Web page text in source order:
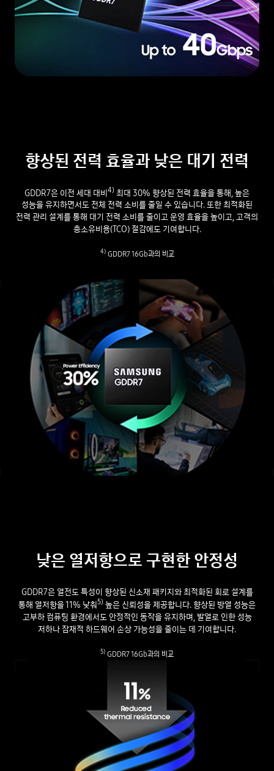
향상된 전력 효율과 낮은 대기 전력
GDDR7은 이전 세대 대비4) 최대 30% 향상된 전력 효율을 통해, 높은
성능을 유지하면서도 전체 전력 소비를 줄일 수 있습니다. 또한 최적화된
전력 관리 설계를 통해 대기 전력 소비를 줄이고 운영 효율을 높이고, 고객의
총소유비용(TCO) 절감에도 기여합니다.
4)GDDR7 16Gb과의 비교
낮은 열저항으로 구현한 안정성
GDDR7은 열전도 특성이 향상된 신소재 패키지와 최적화된 회로 설계를
통해 열저항을 11% 낮춰5) 높은 신뢰성을 제공합니다. 향상된 방열 성능은
고부하 컴퓨팅 환경에서도 안정적인 동작을 유지하며, 발열로 인한 성능
저하나 잠재적 하드웨어 손상 가능성을 줄이는 데 기여합니다.
5) GDDR7 16Gb과의 비교